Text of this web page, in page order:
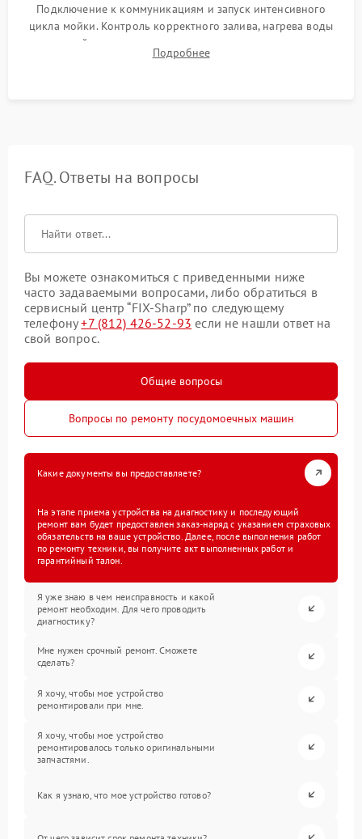
Подключение к коммуникациям и запуск интенсивного
цикла мойки. Контроль корректного залива, нагрева воды
до нужной температуры, отсутствия посторонних шумов,
штатного слива и абсолютной сухости в поддоне.
Подробнее
FAQ. Ответы на вопросы
Вы можете ознакомиться с приведенными ниже
часто задаваемыми вопросами, либо обратиться в
сервисный центр “FIX-Sharp” по следующему
телефону+7 (812) 426-52-93 если не нашли ответ на
свой вопрос.
Общие вопросы
Вопросы по ремонту посудомоечных машин
Какие документы вы предоставляете?
На этапе приема устройства на диагностику и последующий
ремонт вам будет предоставлен заказ-наряд с указанием страховых
обязательств на ваше устройство. Далее, после выполнения работ
по ремонту техники, вы получите акт выполненных работ и
гарантийный талон.
Я уже знаю в чем неисправность и какой
ремонт необходим. Для чего проводить
диагностику?
Мне нужен срочный ремонт. Сможете
сделать?
Я хочу, чтобы мое устройство
ремонтировали при мне.
Я хочу, чтобы мое устройство
ремонтировалось только оригинальными
запчастями.
Как я узнаю, что мое устройство готово?